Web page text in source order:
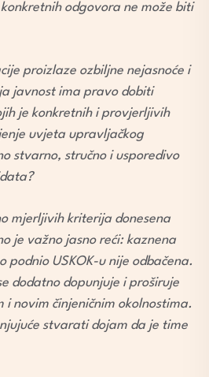
odgovora ne može biti
proizlaze ozbiljne nejasnoće i
javnost ima pravo dobiti
je konkretnih i provjerljivih
uvjeta upravljačkog
stvarno, stručno i usporedivo
mjerljivih kriterija donesena
je važno jasno reći: kaznena
podnio USKOK-u nije odbačena.
dodatno dopunjuje i proširuje
i novim činjeničnim okolnostima.
stvarati dojam da je time